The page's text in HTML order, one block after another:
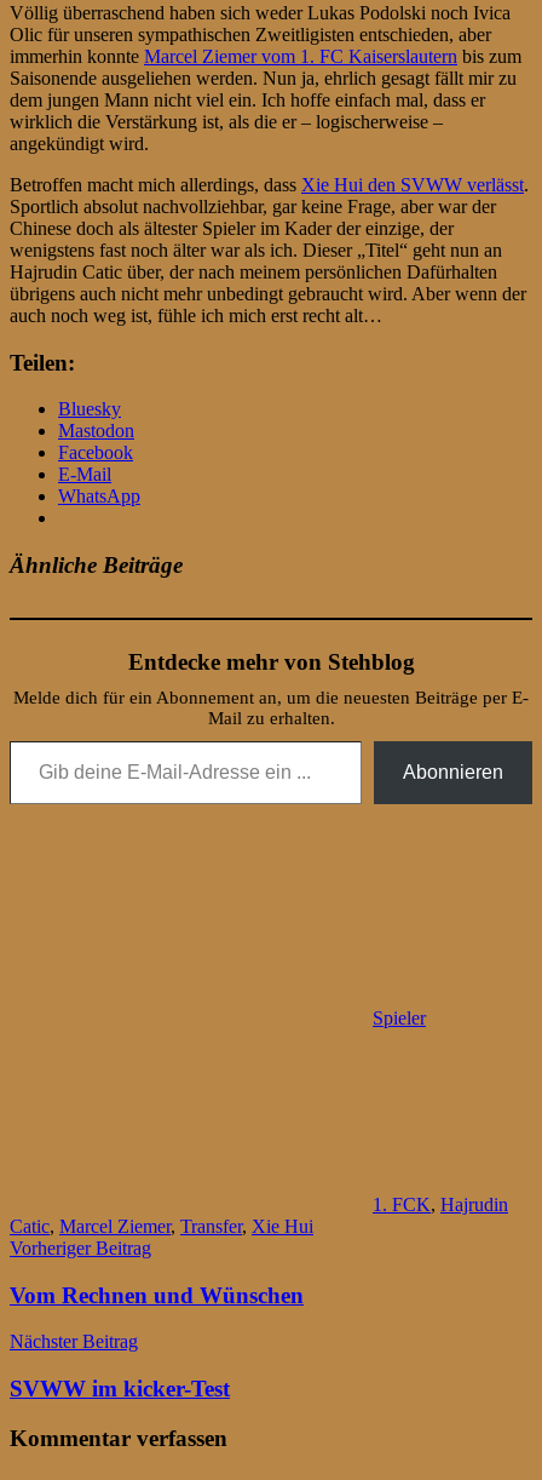
Völlig überraschend haben sich weder Lukas Podolski noch Ivica
Olic für unseren sympathischen Zweitligisten entschieden, aber
immerhin konnte Marcel Ziemer vom 1. FC Kaiserslautern bis zum
Saisonende ausgeliehen werden. Nun ja, ehrlich gesagt fällt mir zu
dem jungen Mann nicht viel ein. Ich hoffe einfach mal, dass er
wirklich die Verstärkung ist, als die er – logischerweise –
angekündigt wird.
Betroffen macht mich allerdings, dass Xie Hui den SVWW verlässt.
Sportlich absolut nachvollziehbar, gar keine Frage, aber war der
Chinese doch als ältester Spieler im Kader der einzige, der
wenigstens fast noch älter war als ich. Dieser „Titel“ geht nun an
Hajrudin Catic über, der nach meinem persönlichen Dafürhalten
übrigens auch nicht mehr unbedingt gebraucht wird. Aber wenn der
auch noch weg ist, fühle ich mich erst recht alt…
Teilen:
Bluesky
Mastodon
Facebook
E-Mail
WhatsApp
Ähnliche Beiträge
Entdecke mehr von Stehblog
Melde dich für ein Abonnement an, um die neuesten Beiträge per E-
Mail zu erhalten.
Gib deine E-Mail-Adresse ein ...
Abonnieren
Spieler
1. FCK, Hajrudin
Catic, Marcel Ziemer, Transfer, Xie Hui
Beitragsnavigation
Vorheriger Beitrag
Vom Rechnen und Wünschen
Nächster Beitrag
SVWW im kicker-Test
Kommentar verfassen